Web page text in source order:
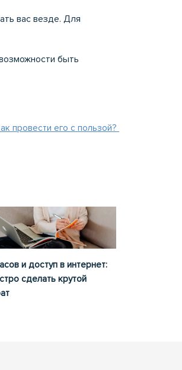
вас везде. Для
быть
провести его с пользой?
и доступ в интернет:
сделать крутой